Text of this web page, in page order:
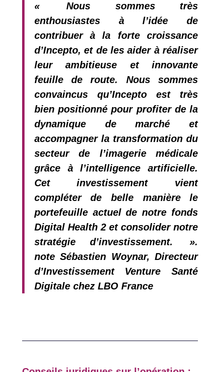
«Nous sommes très
enthousiastes à l’idée de
contribuer à la forte croissance
d’Incepto, et de les aider à réaliser
leur ambitieuse et innovante
feuille de route. Nous sommes
convaincus qu’Incepto est très
bien positionné pour profiter de la
dynamique de marché et
accompagner la transformation du
secteur de l’imagerie médicale
grâce à l’intelligence artificielle.
Cet investissement vient
compléter de belle manière le
portefeuille actuel de notre fonds
Digital Health 2 et consolider notre
stratégie d’investissement.
».
noteSébastien Woynar, Directeur
d’Investissement Venture Santé
Digitale chez LBO France